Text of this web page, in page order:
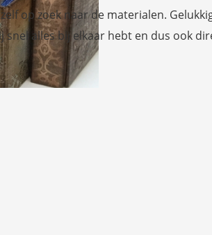
op zoek naar de materialen.
snel alles bij elkaar hebt en dus ook